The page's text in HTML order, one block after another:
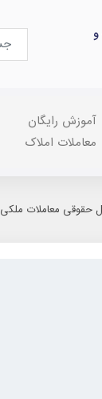
آموزش رایگان
معاملات املاک
حقوقی معاملات ملکی